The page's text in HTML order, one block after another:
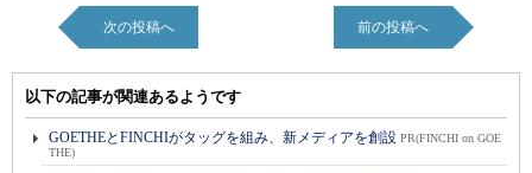
次の投稿へ 前の投稿へ
以下の記事が関連あるようです
GOETHEとFINCHIがタッグを組み、新メディアを創設 PR(FINCHI on GOE
THE)